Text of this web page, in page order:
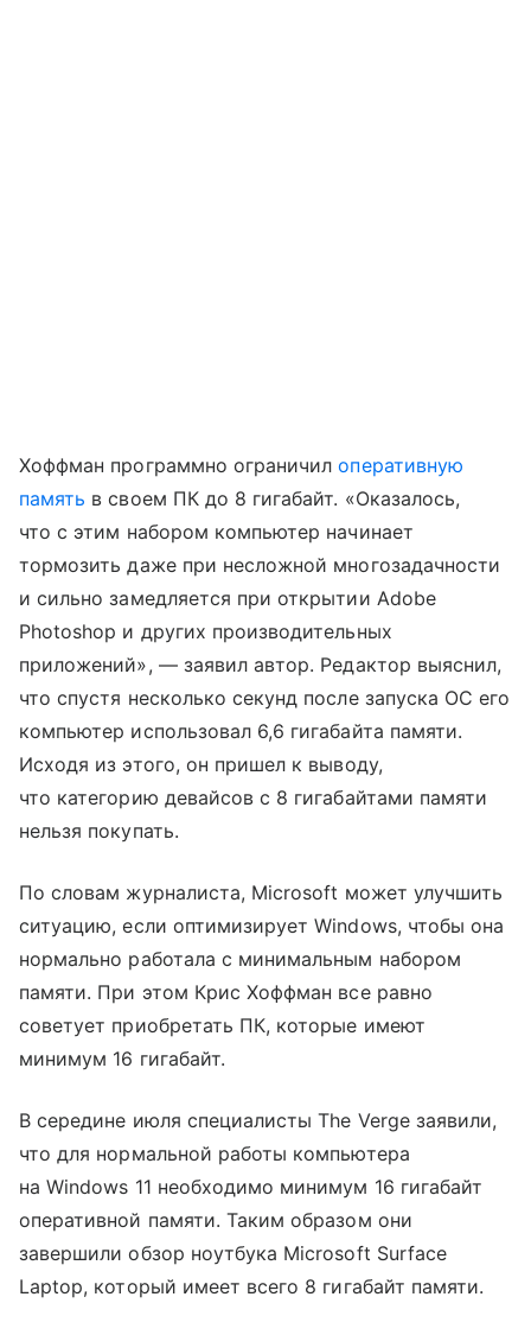
Хоффман программно ограничилоперативную
память в своем ПК до 8 гигабайт. «Оказалось,
что с этим набором компьютер начинает
тормозить даже при несложной многозадачности
и сильно замедляется при открытии Adobe
Photoshop и других производительных
приложений», — заявил автор. Редактор выяснил,
что спустя несколько секунд после запуска ОС его
компьютер использовал 6,6 гигабайта памяти.
Исходя из этого, он пришел к выводу,
что категорию девайсов с 8 гигабайтами памяти
нельзя покупать.
По словам журналиста, Microsoft может улучшить
ситуацию, если оптимизирует Windows, чтобы она
нормально работала с минимальным набором
памяти. При этом Крис Хоффман все равно
советует приобретать ПК, которые имеют
минимум 16 гигабайт.
В середине июля специалисты The Verge заявили,
что для нормальной работы компьютера
на Windows 11 необходимо минимум 16 гигабайт
оперативной памяти. Таким образом они
завершили обзор ноутбука Microsoft Surface
Laptop, который имеет всего 8 гигабайт памяти.